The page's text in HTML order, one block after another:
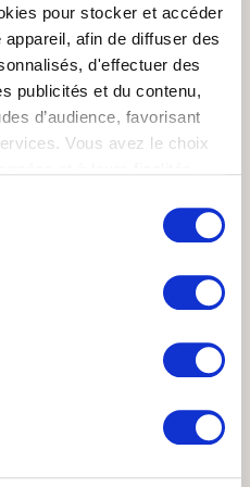
pour stocker et accéder
afin de diffuser des
d'effectuer des
publicités et du contenu,
d’audience, favorisant
Vous avez le choix
Déclaration relative aux
de confidentialité.
également :
être précises à plusieurs
en l'analysant activement
spécifiques